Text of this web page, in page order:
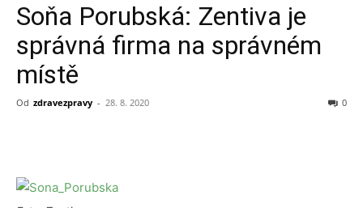
Soňa Porubská: Zentiva je
správná firma na správném
místě
Od zdravezpravy - 28. 8. 2020 0